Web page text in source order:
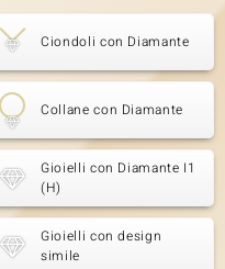
Ciondoli con Diamante
Collane con Diamante
Gioielli con Diamante I1
(H)
Gioielli con design
simile